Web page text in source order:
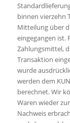
binnen vierzehn
Mitteilung über
eingegangen ist.
Zahlungsmittel,
Transaktion
wurde
werden dem
berechnet. Wir
Waren wieder
Nachweis